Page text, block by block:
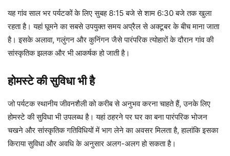
यह गांव साल भर पर्यटकों के लिए सुबह 8:15 बजे से शाम 6:30 बजे तक खुला
रहता है। यहां घूमने का सबसे उपयुक्त समय अप्रैल से अक्टूबर के बीच माना जाता
है। इसके अलावा, गलुंगन और कुनिंगन जैसे पारंपरिक त्योहारों के दौरान गांव की
सांस्कृतिक झलक और भी आकर्षक हो जाती है।
होमस्टे की सुविधा भी है
जो पर्यटक स्थानीय जीवनशैली को करीब से अनुभव करना चाहते हैं, उनके लिए
होमस्टे की सुविधा भी उपलब्ध है। यहां ठहरने पर घर का बना पारंपरिक भोजन
चखने और सांस्कृतिक गतिविधियों में भाग लेने का अवसर मिलता है, हालांकि इसका
किराया सुविधा और अवधि के अनुसार अलग-अलग हो सकता है।